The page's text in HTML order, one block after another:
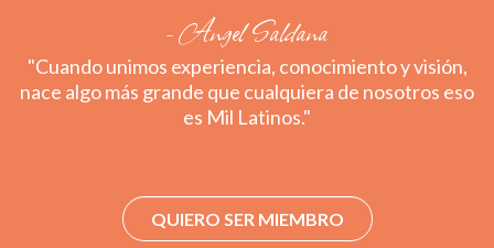
- Angel Saldana
"Cuando unimos experiencia, conocimiento y visión,
nace algo más grande que cualquiera de nosotros eso
es Mil Latinos."
QUIERO SER MIEMBRO